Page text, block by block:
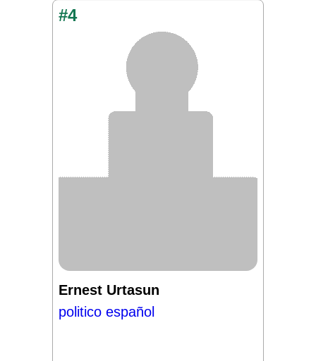
#4
Ernest Urtasun
politico español